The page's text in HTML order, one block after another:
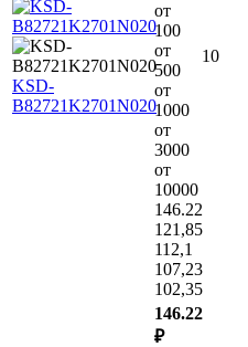
KSD-
B82721K2701N020
от
100
от
500
от
1000
от
3000
от
10000
146.22
121,85
112,1
107,23
102,35
10
146.22
₽